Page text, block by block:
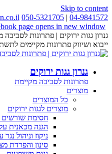
Skip to content
04-9841572
|
050-5321705
page opens in new window
גנרון גגות ירוקים | פתרונות לסביבה
ייבוא ושיווק פתרונות מקיימים
גנרון גגות ירוקים
פתרונות לסביבה מקיימת
מוצרים
כל המוצרים
מוצרים לגגות ירוקים
חסימת שורשים
הגנה מכאנית
ניקוז וניהול נגר
סינון והפרדת